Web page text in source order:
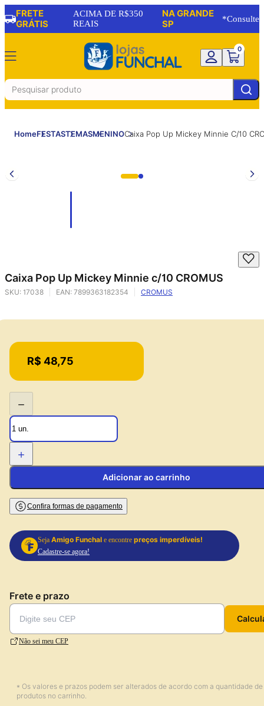
FRETE
GRÁTIS
ACIMA DE R$350
REAIS
NA GRANDE
SP
*Consulte
0
HomeFESTASTEMASMENINOCaixa Pop Up Mickey Minnie C/10
Caixa Pop Up Mickey Minnie c/10 CROMUS
SKU: 17038 EAN: 7899363182354 CROMUS
Price:
R$ 48,75
−
+
Adicionar ao carrinho
Confira formas de pagamento
Seja Amigo Funchal e encontre preços imperdíveis!
Cadastre-se agora!
Frete e prazo
Não sei meu CEP
* Os valores e prazos podem ser alterados de acordo com a quantidade de
produtos no carrinho.